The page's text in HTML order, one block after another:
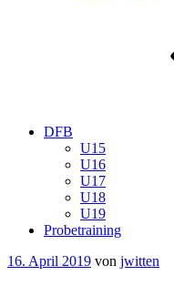
DFB
U15
U16
U17
U18
U19
Probetraining
Veröffentlicht
16. April 2019 von jwitten